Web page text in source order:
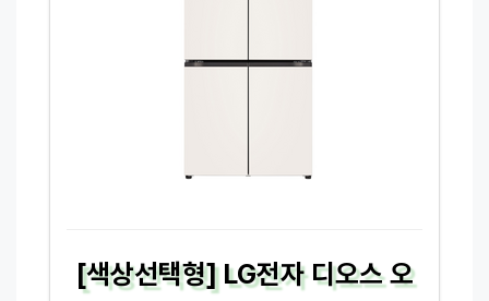
[색상선택형] LG전자 디오스 오